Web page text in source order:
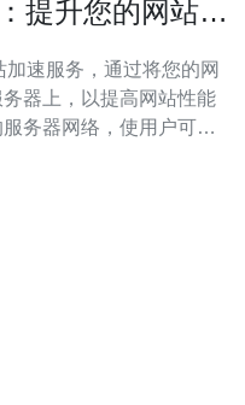
提升您的网站性
速服务，通过将您的网
器上，以提高网站性能
务器网络，使用户可以